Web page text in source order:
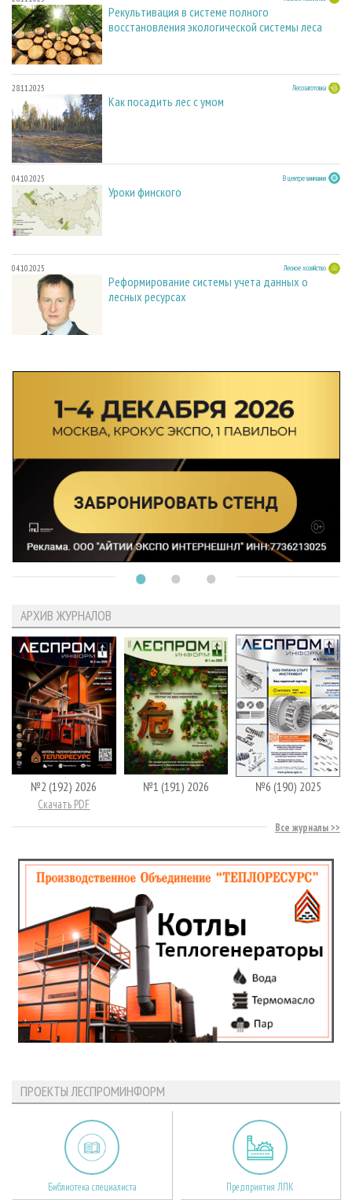
Рекультивация в системе полного
восстановления экологической системы леса
28.11.2025 Лесозаготовка
Как посадить лес с умом
04.10.2025 В центре внимания
Уроки финского
04.10.2025 Лесное хозяйство
Реформирование системы учета данных о
лесных ресурсах
АРХИВ ЖУРНАЛОВ
№2 (192) 2026
Скачать PDF
№1 (191) 2026 №6 (190) 2025
Все журналы
ПРОЕКТЫ ЛЕСПРОМИНФОРМ
Библиотека специалиста Предприятия ЛПК